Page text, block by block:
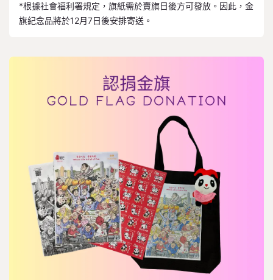
*根據社會福利署規定，旗紙需於賣旗日後方可發放。因此，金
旗紀念品將於12月7日後安排寄送。